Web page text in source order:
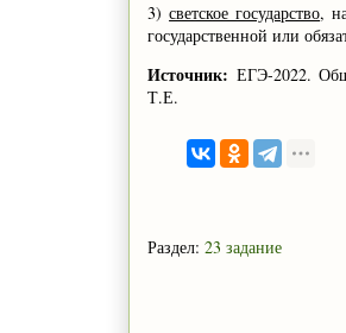
3)светское государство,
государственной или
Источник: ЕГЭ-2022.
Т.Е.
Раздел: 23 задание